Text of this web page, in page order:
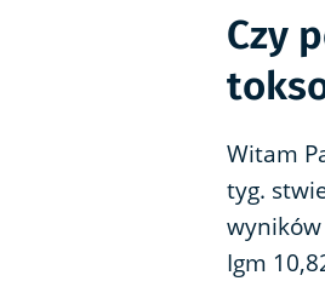
Czy
Witam
tyg.
wyników
Igm